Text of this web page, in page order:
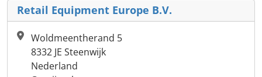
Retail Equipment Europe B.V.
Woldmeentherand 5
8332 JE Steenwijk
Nederland